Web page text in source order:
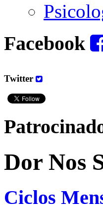
Facebook
Twitter
Dor Nos
Ciclos